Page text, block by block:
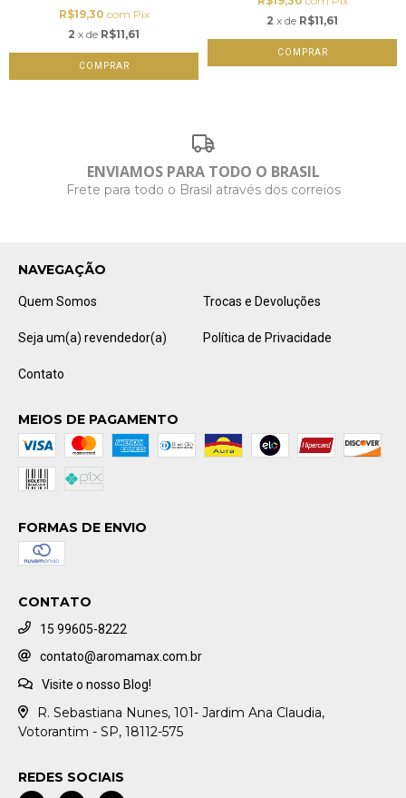
R$19,30 com Pix
2 x de R$11,61
2 x de R$11,61
ENVIAMOS PARA TODO O BRASIL
Frete para todo o Brasil através dos correios
NAVEGAÇÃO
Quem Somos Trocas e Devoluções
Seja um(a) revendedor(a) Política de Privacidade
Contato
MEIOS DE PAGAMENTO
FORMAS DE ENVIO
CONTATO
15 99605-8222
contato@aromamax.com.br
Visite o nosso Blog!
R. Sebastiana Nunes, 101- Jardim Ana Claudia,
Votorantim - SP, 18112-575
REDES SOCIAIS